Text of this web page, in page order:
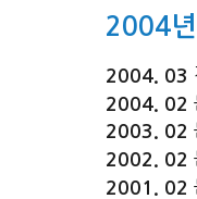
2004
2004. 03
2004. 02
2003. 02
2002. 02
2001. 02